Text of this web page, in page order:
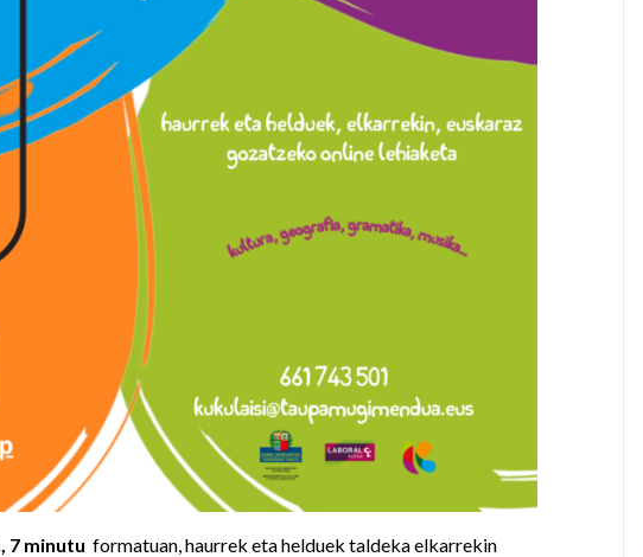
7 minutu formatuan, haurrek eta helduek taldeka elkarrekin